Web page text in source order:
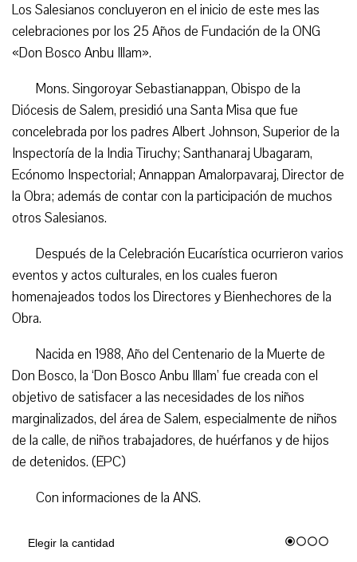
Los Salesianos concluyeron en el inicio de este mes las
celebraciones por los 25 Años de Fundación de la ONG
«Don Bosco Anbu Illam».
Mons. Singoroyar Sebastianappan, Obispo de la
Diócesis de Salem, presidió una Santa Misa que fue
concelebrada por los padres Albert Johnson, Superior de la
Inspectoría de la India Tiruchy; Santhanaraj Ubagaram,
Ecónomo Inspectorial; Annappan Amalorpavaraj, Director de
la Obra; además de contar con la participación de muchos
otros Salesianos.
Después de la Celebración Eucarística ocurrieron varios
eventos y actos culturales, en los cuales fueron
homenajeados todos los Directores y Bienhechores de la
Obra.
Nacida en 1988, Año del Centenario de la Muerte de
Don Bosco, la ‘Don Bosco Anbu Illam’ fue creada con el
objetivo de satisfacer a las necesidades de los niños
marginalizados, del área de Salem, especialmente de niños
de la calle, de niños trabajadores, de huérfanos y de hijos
de detenidos. (EPC)
Con informaciones de la ANS.